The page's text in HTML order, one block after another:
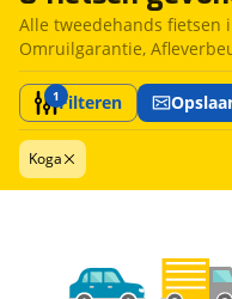
Alle tweedehands fietsen
Omruilgarantie,
1Filteren
Koga